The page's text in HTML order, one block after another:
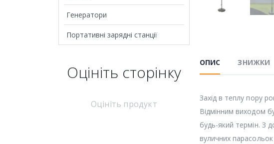
ОПИС ЗНИЖКИ
Захід в теплу пору
Відмінним виходом
будь-який термін. З
вуличних
Генератори
Портативні зарядні станції
Оцініть cторінку
Оцініть продукт